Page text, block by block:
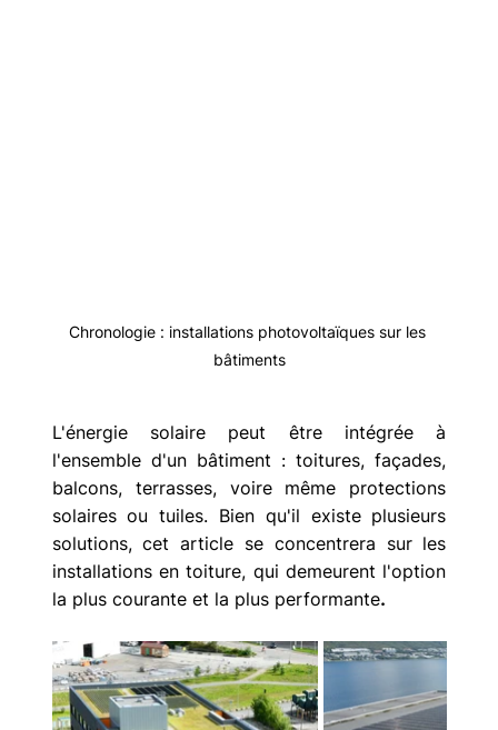
Chronologie : installations photovoltaïques sur les
bâtiments
L'énergie solaire peut être intégrée à
l'ensemble d'un bâtiment : toitures, façades,
balcons, terrasses, voire même protections
solaires ou tuiles. Bien qu'il existe plusieurs
solutions, cet article se concentrera sur les
installations en toiture, qui demeurent l'option
la plus courante et la plus performante.